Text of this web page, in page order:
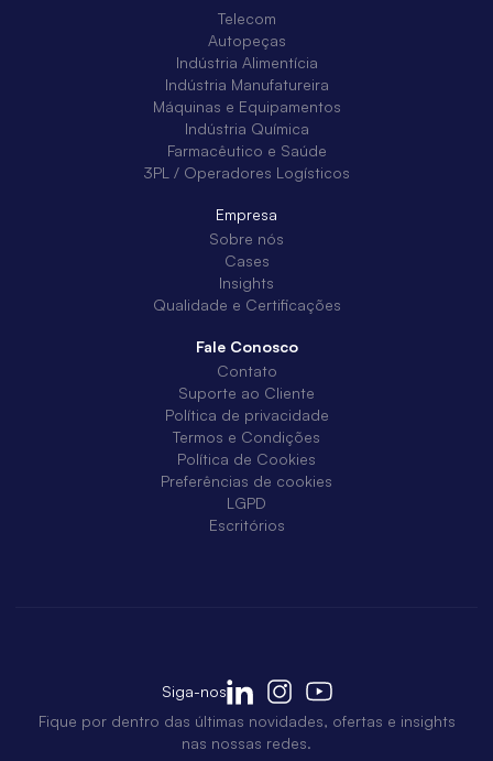
Telecom
Autopeças
Indústria Alimentícia
Indústria Manufatureira
Máquinas e Equipamentos
Indústria Química
Farmacêutico e Saúde
3PL / Operadores Logísticos
Empresa
Sobre nós
Cases
Insights
Qualidade e Certificações
Fale Conosco
Contato
Suporte ao Cliente
Política de privacidade
Termos e Condições
Política de Cookies
Preferências de cookies
LGPD
Escritórios
Siga-nos
Fique por dentro das últimas novidades, ofertas e insights
nas nossas redes.